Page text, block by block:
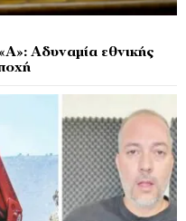
Αδυναμία εθνικής